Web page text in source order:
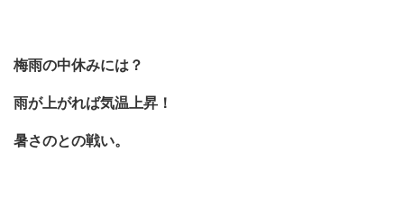
梅雨の中休みには？
雨が上がれば気温上昇！
暑さのとの戦い。